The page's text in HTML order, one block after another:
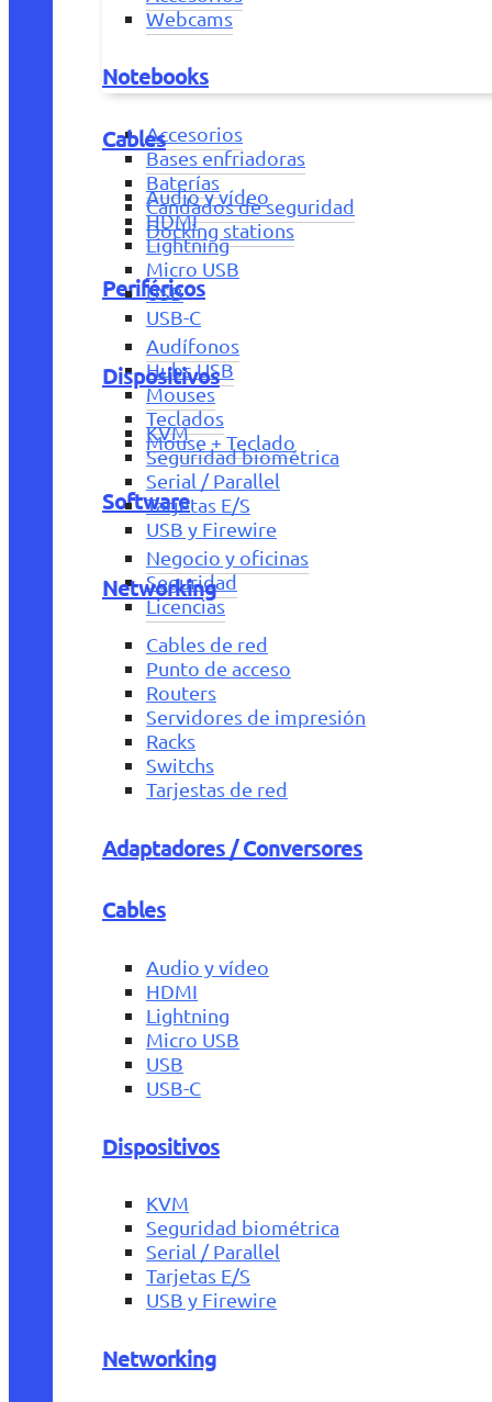
Webcams
Notebooks
Accesorios
Bases enfriadoras
Baterías
Candados de seguridad
Docking stations
Periféricos
Audífonos
Hubs USB
Mouses
Teclados
Mouse + Teclado
Software
Negocio y oficinas
Seguridad
Licencias
Cables
Audio y vídeo
HDMI
Lightning
Micro USB
USB
USB-C
Dispositivos
KVM
Seguridad biométrica
Serial / Parallel
Tarjetas E/S
USB y Firewire
Networking
Cables de red
Punto de acceso
Routers
Servidores de impresión
Racks
Switchs
Tarjestas de red
Adaptadores / Conversores
Cables
Audio y vídeo
HDMI
Lightning
Micro USB
USB
USB-C
Dispositivos
KVM
Seguridad biométrica
Serial / Parallel
Tarjetas E/S
USB y Firewire
Networking